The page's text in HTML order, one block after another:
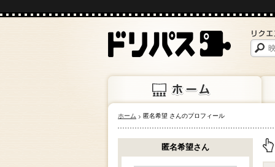
ホーム 上映
ホーム 匿名希望 さんのプロフィール
上
匿名希望さん